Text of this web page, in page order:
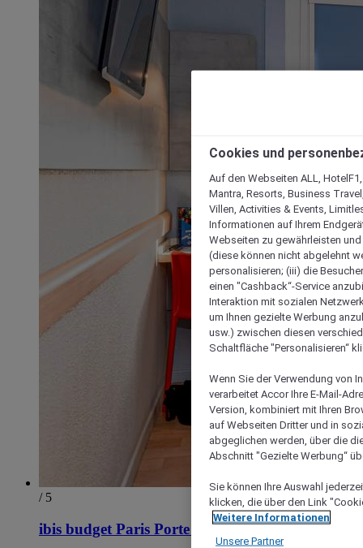
/ 5
ibis budget Paris Porte de Vanves
Cookies und
Auf den Webseiten ALL,
Mantra, Resorts, Business
Villen, Activities & Events,
Informationen auf Ihrem
Webseiten zu gewährleisten
(diese können nicht abgelehnt
personalisieren; (iii) die
einen "Cashback“-Service
Interaktion mit sozialen
um Ihnen gezielte Werbung
usw.) zwischen diesen
Schaltfläche "Personalisieren“
Wenn Sie der Verwendung von
verarbeitet Accor Ihre E-Mail-
Version, kombiniert mit Ihren
auf Webseiten Dritter und in
abgeglichen werden, über die
Abschnitt "Gezielte Werbung“
Sie können Ihre Auswahl
klicken, die über den Link
Weitere Informationen
Unsere Partner